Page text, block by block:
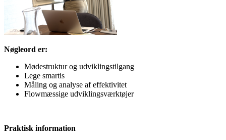
Nøgleord er:
Mødestruktur og udviklingstilgang
Lege smartis
Måling og analyse af effektivitet
Flowmæssige udviklingsværktøjer
Praktisk information